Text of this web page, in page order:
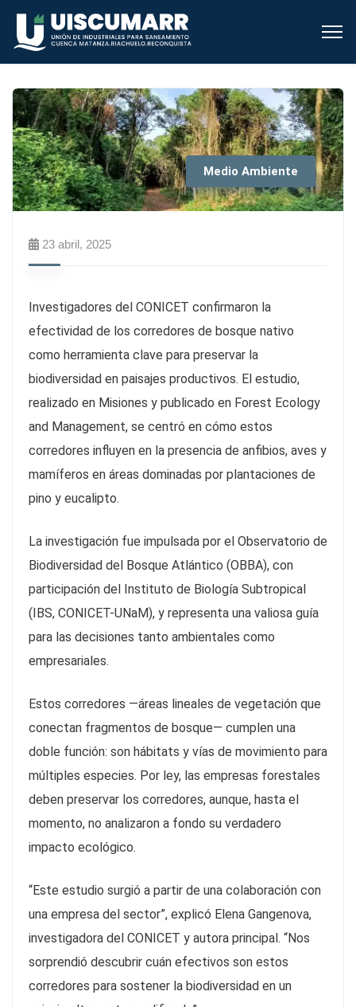
Medio Ambiente
23 abril, 2025
Investigadores del CONICET confirmaron la
efectividad de los corredores de bosque nativo
como herramienta clave para preservar la
biodiversidad en paisajes productivos. El estudio,
realizado en Misiones y publicado en Forest Ecology
and Management, se centró en cómo estos
corredores influyen en la presencia de anfibios, aves y
mamíferos en áreas dominadas por plantaciones de
pino y eucalipto.
La investigación fue impulsada por el Observatorio de
Biodiversidad del Bosque Atlántico (OBBA), con
participación del Instituto de Biología Subtropical
(IBS, CONICET-UNaM), y representa una valiosa guía
para las decisiones tanto ambientales como
empresariales.
Estos corredores —áreas lineales de vegetación que
conectan fragmentos de bosque— cumplen una
doble función: son hábitats y vías de movimiento para
múltiples especies. Por ley, las empresas forestales
deben preservar los corredores, aunque, hasta el
momento, no analizaron a fondo su verdadero
impacto ecológico.
“Este estudio surgió a partir de una colaboración con
una empresa del sector”, explicó Elena Gangenova,
investigadora del CONICET y autora principal. “Nos
sorprendió descubrir cuán efectivos son estos
corredores para sostener la biodiversidad en un